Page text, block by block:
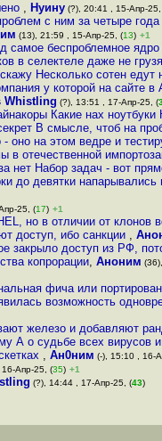
, Нуину (?), 20:41 , 15-Апр-25,
с ним за четыре
(13), 21:59 , 15-Апр-25, (13) +1
самое беспроблемное ядро
в селектеле даже не
Несколько сотен
у которой на сайте
Whistling (?), 13:51 , 17-Апр-25, (
Какие нах
В смысле, чтоб на
оно на этом ведре и
в отечественной
нет Набор задач - вот
до девятки
25, (17) +1
но в отличии от клонов
доступ, ибо санкции ,
закрыло доступ из РФ,
копрорации, Аноним
фича или
возможность
железо и добавляют
А о судьбе всех вирусов
, Ан0ним (-), 15:10 , 16-
Апр-25, (35) +1
(?), 14:44 , 17-Апр-25, (43)